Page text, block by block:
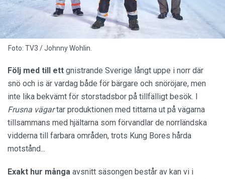
Foto: TV3 / Johnny Wohlin.
Följ med till ett gnistrande Sverige långt uppe i norr där
snö och is är vardag både för bärgare och snöröjare, men
inte lika bekvämt för storstadsbor på tillfälligt besök. I
Frusna vägartar produktionen med tittarna ut på vägarna
tillsammans med hjältarna som förvandlar de norrländska
vidderna till farbara områden, trots Kung Bores hårda
motstånd...
Exakt hur många avsnitt säsongen består av kan vi i